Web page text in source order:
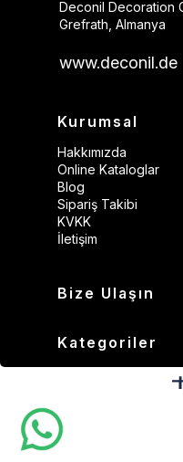
Deconil Decoration
Grefrath, Almanya
www.deconil.de
Kurumsal
Hakkımızda
Online Kataloglar
Blog
Sipariş Takibi
KVKK
İletişim
Bize Ulaşın
Kategoriler